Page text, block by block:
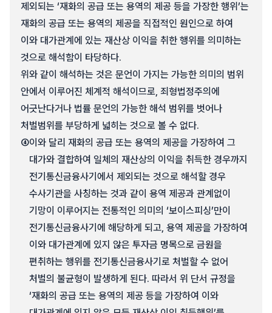
제외되는 ‘재화의 공급 또는 용역의 제공 등을 가장한 행위’는
재화의 공급 또는 용역의 제공을 직접적인 원인으로 하여
이와 대가관계에 있는 재산상 이익을 취한 행위를 의미하는
것으로 해석함이 타당하다.
위와 같이 해석하는 것은 문언이 가지는 가능한 의미의 범위
안에서 이루어진 체계적 해석이므로, 죄형법정주의에
어긋난다거나 법률 문언의 가능한 해석 범위를 벗어나
처벌범위를 부당하게 넓히는 것으로 볼 수 없다.
④이와 달리 재화의 공급 또는 용역의 제공을 가장하여 그
대가와 결합하여 일체의 재산상의 이익을 취득한 경우까지
전기통신금융사기에서 제외되는 것으로 해석할 경우
수사기관을 사칭하는 것과 같이 용역 제공과 관계없이
기망이 이루어지는 전통적인 의미의 ‘보이스피싱’만이
전기통신금융사기에 해당하게 되고, 용역 제공을 가장하여
이와 대가관계에 있지 않은 투자금 명목으로 금원을
편취하는 행위를 전기통신금융사기로 처벌할 수 없어
처벌의 불균형이 발생하게 된다. 따라서 위 단서 규정을
‘재화의 공급 또는 용역의 제공 등을 가장하여 이와